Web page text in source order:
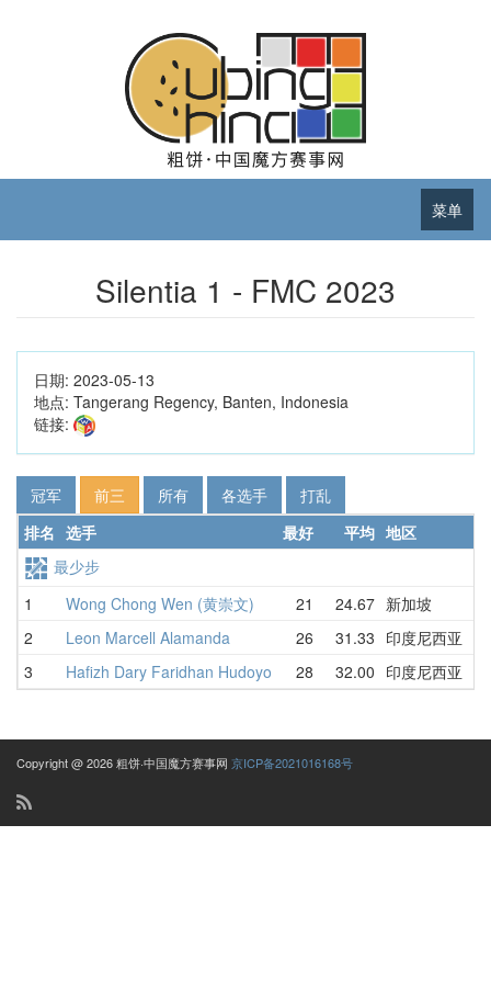
菜单
Silentia 1 - FMC 2023
日期: 2023-05-13
地点: Tangerang Regency, Banten, Indonesia
链接:
冠军 前三 所有 各选手
打乱
排名 选手 最好 平均 地区
最少步
1
Wong Chong Wen (黄崇文) 21 24.67 新加坡
2 Leon Marcell Alamanda 26 31.33 印度尼西亚
3 Hafizh Dary Faridhan Hudoyo 28 32.00 印度尼西亚
Copyright @ 2026 粗饼·中国魔方赛事网 京ICP备2021016168号